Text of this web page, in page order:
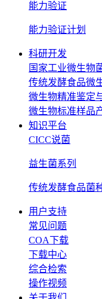
能力验证
能力验证计划
科研开发
国家工业微生物
传统发酵食品微
微生物精准鉴定
微生物标准样品
知识平台
CICC说菌
益生菌系列
传统发酵食品菌
用户支持
常见问题
COA下载
下载中心
综合检索
操作视频